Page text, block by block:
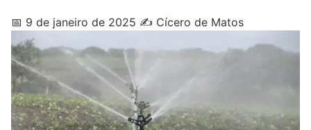
📅 9 de janeiro de 2025 ✍️ Cícero de Matos